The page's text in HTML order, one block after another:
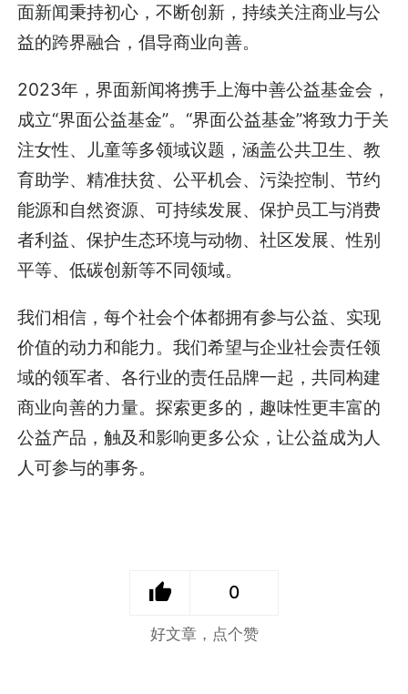
面新闻秉持初心，不断创新，持续关注商业与公
益的跨界融合，倡导商业向善。
2023年，界面新闻将携手上海中善公益基金会，
成立“界面公益基金”。“界面公益基金”将致力于关
注女性、儿童等多领域议题，涵盖公共卫生、教
育助学、精准扶贫、公平机会、污染控制、节约
能源和自然资源、可持续发展、保护员工与消费
者利益、保护生态环境与动物、社区发展、性别
平等、低碳创新等不同领域。
我们相信，每个社会个体都拥有参与公益、实现
价值的动力和能力。我们希望与企业社会责任领
域的领军者、各行业的责任品牌一起，共同构建
商业向善的力量。探索更多的，趣味性更丰富的
公益产品，触及和影响更多公众，让公益成为人
人可参与的事务。
0
好文章，点个赞